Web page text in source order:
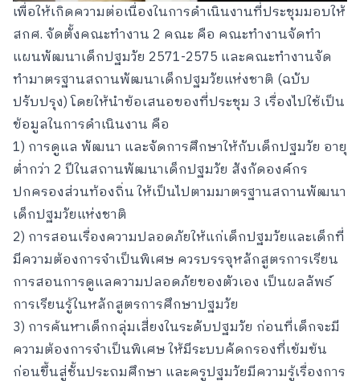
เพื่อให้เกิดความต่อเนื่องในการดำเนินงานที่ประชุมมอบให้
สกศ. จัดตั้งคณะทำงาน 2 คณะ คือ คณะทำงานจัดทำ
แผนพัฒนาเด็กปฐมวัย 2571-2575 และคณะทำงานจัด
ทำมาตรฐานสถานพัฒนาเด็กปฐมวัยแห่งชาติ (ฉบับ
ปรับปรุง) โดยให้นำข้อเสนอของที่ประชุม 3 เรื่องไปใช้เป็น
ข้อมูลในการดำเนินงาน คือ
1) การดูแล พัฒนา และจัดการศึกษาให้กับเด็กปฐมวัย อายุ
ต่ำกว่า 2 ปีในสถานพัฒนาเด็กปฐมวัย สังกัดองค์กร
ปกครองส่วนท้องถิ่น ให้เป็นไปตามมาตรฐานสถานพัฒนา
เด็กปฐมวัยแห่งชาติ
2) การสอนเรื่องความปลอดภัยให้แก่เด็กปฐมวัยและเด็กที่
มีความต้องการจำเป็นพิเศษ ควรบรรจุหลักสูตรการเรียน
การสอนการดูแลความปลอดภัยของตัวเอง เป็นผลลัพธ์
การเรียนรู้ในหลักสูตรการศึกษาปฐมวัย
3) การค้นหาเด็กกลุ่มเสี่ยงในระดับปฐมวัย ก่อนที่เด็กจะมี
ความต้องการจำเป็นพิเศษ ให้มีระบบคัดกรองที่เข้มข้น
ก่อนขึ้นสู่ชั้นประถมศึกษา และครูปฐมวัยมีความรู้เรื่องการ